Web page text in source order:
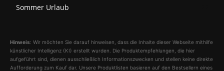
Sommer Urlaub
Hinweis: Wir möchten Sie darauf hinweisen, dass die Inhalte dieser Webseite mithilfe
künstlicher Intelligenz (KI) erstellt wurden. Die Produktempfehlungen, die hier
aufgeführt sind, dienen ausschließlich Informationszwecken und stellen keine direkte
Aufforderung zum Kauf dar. Unsere Produktlisten basieren auf den Bestsellern eines